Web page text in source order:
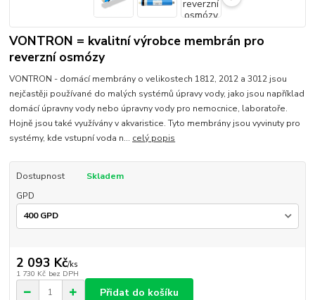
VONTRON = kvalitní výrobce membrán pro
reverzní osmózy
VONTRON - domácí membrány o velikostech 1812, 2012 a 3012 jsou
nejčastěji používané do malých systémů úpravy vody, jako jsou například
domácí úpravny vody nebo úpravny vody pro nemocnice, laboratoře.
Hojně jsou také využívány v akvaristice. Tyto membrány jsou vyvinuty pro
systémy, kde vstupní voda n... celý popis
Dostupnost
Skladem
GPD
2 093 Kč/ks
1 730 Kč bez DPH
Přidat do košíku